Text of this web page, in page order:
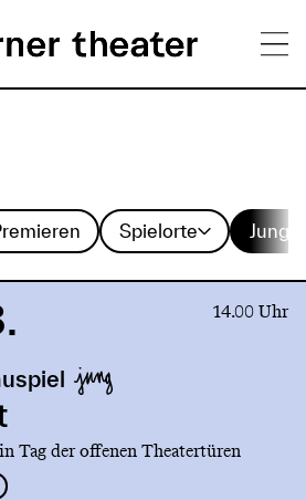
Spielorte
Spielorte Sparte
Jung
14.00 Uhr
Tag der offenen Theatertüren